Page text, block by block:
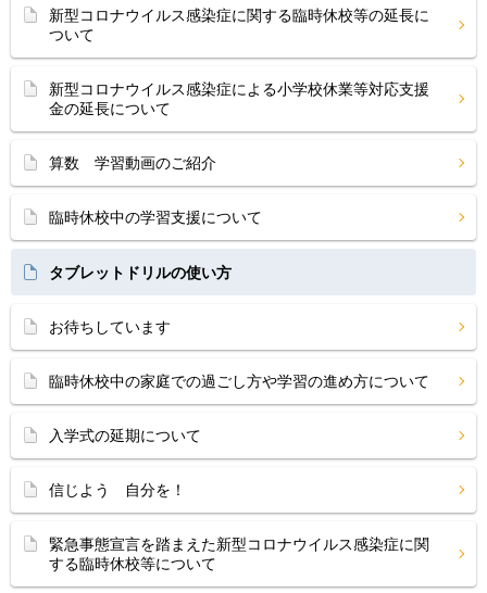
新型コロナウイルス感染症に関する臨時休校等の延長に
ついて
新型コロナウイルス感染症による小学校休業等対応支援
金の延長について
算数 学習動画のご紹介
臨時休校中の学習支援について
タブレットドリルの使い方
お待ちしています
臨時休校中の家庭での過ごし方や学習の進め方について
入学式の延期について
信じよう 自分を！
緊急事態宣言を踏まえた新型コロナウイルス感染症に関
する臨時休校等について